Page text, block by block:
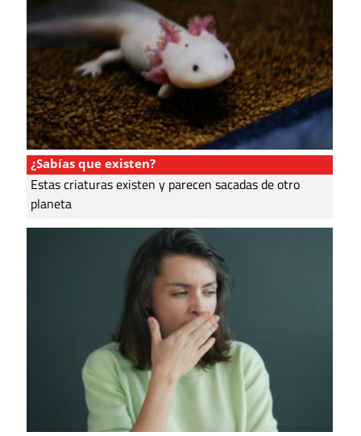
¿Sabías que existen?
Estas criaturas existen y parecen sacadas de otro
planeta